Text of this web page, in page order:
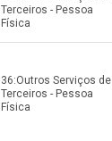
Terceiros - Pessoa
Física
36:Outros Serviços de
Terceiros - Pessoa
Física